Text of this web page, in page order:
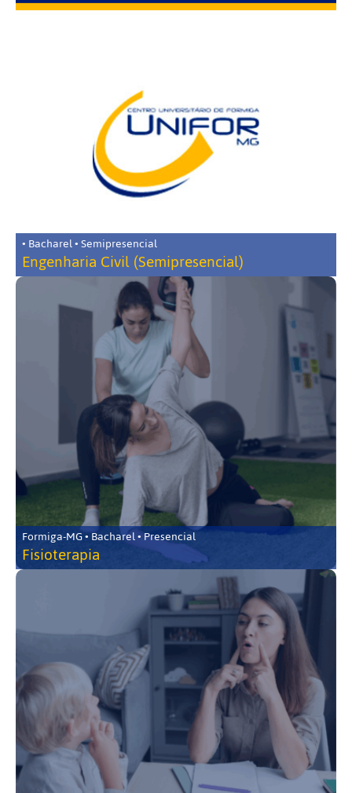
• Bacharel • Semipresencial
Engenharia Civil (Semipresencial)
Formiga-MG • Bacharel • Presencial
Fisioterapia